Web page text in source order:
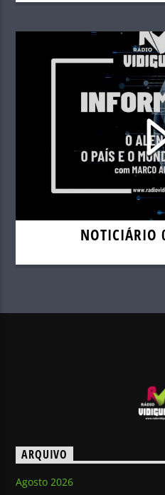
ARQUIVO
Agosto 2026